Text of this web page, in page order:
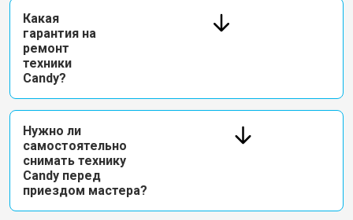
Какая
гарантия на
ремонт
техники
Candy?
Нужно ли
самостоятельно
снимать технику
Candy перед
приездом мастера?